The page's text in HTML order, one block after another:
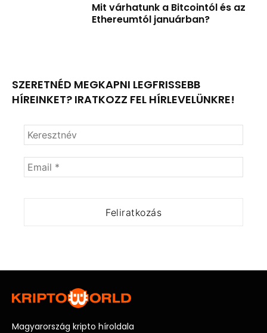
Mit várhatunk a Bitcointól és az
Ethereumtól januárban?
SZERETNÉD MEGKAPNI LEGFRISSEBB
HÍREINKET? IRATKOZZ FEL HÍRLEVELÜNKRE!
Magyarország kripto híroldala